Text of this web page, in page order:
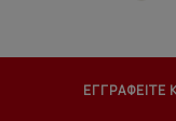
ΕΓΓΡΑΦΕΙΤΕ